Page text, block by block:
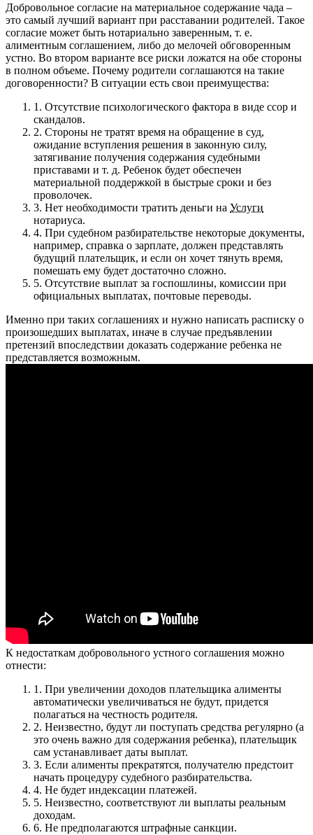
Добровольное согласие на материальное содержание чада –
это самый лучший вариант при расставании родителей. Такое
согласие может быть нотариально заверенным, т. е.
алиментным соглашением, либо до мелочей обговоренным
устно. Во втором варианте все риски ложатся на обе стороны
в полном объеме. Почему родители соглашаются на такие
договоренности? В ситуации есть свои преимущества:
1. Отсутствие психологического фактора в виде ссор и
скандалов.
2. Стороны не тратят время на обращение в суд,
ожидание вступления решения в законную силу,
затягивание получения содержания судебными
приставами и т. д. Ребенок будет обеспечен
материальной поддержкой в быстрые сроки и без
проволочек.
3. Нет необходимости тратить деньги на Услуги
нотариуса.
4. При судебном разбирательстве некоторые документы,
например, справка о зарплате, должен представлять
будущий плательщик, и если он хочет тянуть время,
помешать ему будет достаточно сложно.
5. Отсутствие выплат за госпошлины, комиссии при
официальных выплатах, почтовые переводы.
Именно при таких соглашениях и нужно написать расписку о
произошедших выплатах, иначе в случае предъявлении
претензий впоследствии доказать содержание ребенка не
представляется возможным.
К недостаткам добровольного устного соглашения можно
отнести:
1. При увеличении доходов плательщика алименты
автоматически увеличиваться не будут, придется
полагаться на честность родителя.
2. Неизвестно, будут ли поступать средства регулярно (а
это очень важно для содержания ребенка), плательщик
сам устанавливает даты выплат.
3. Если алименты прекратятся, получателю предстоит
начать процедуру судебного разбирательства.
4. Не будет индексации платежей.
5. Неизвестно, соответствуют ли выплаты реальным
доходам.
6. Не предполагаются штрафные санкции.